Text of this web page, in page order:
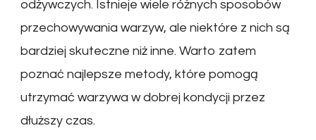
odżywczych. Istnieje wiele różnych sposobów
przechowywania warzyw, ale niektóre z nich są
bardziej skuteczne niż inne. Warto zatem
poznać najlepsze metody, które pomogą
utrzymać warzywa w dobrej kondycji przez
dłuższy czas.